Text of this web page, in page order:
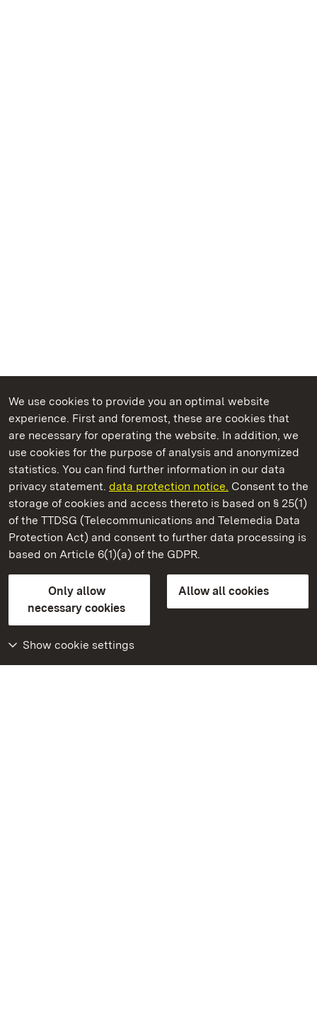
We use cookies to provide you an optimal website
experience. First and foremost, these are cookies that
are necessary for operating the website. In addition, we
use cookies for the purpose of analysis and anonymized
statistics. You can find further information in our data
privacy statement. data protection notice. Consent to the
storage of cookies and access thereto is based on § 25(1)
of the TTDSG (Telecommunications and Telemedia Data
Protection Act) and consent to further data processing is
based on Article 6(1)(a) of the GDPR.
Only allow
necessary cookies
Allow all cookies
Show cookie settings
State Palaces and Gardens of Baden-Wuerttemberg
Staatliche Schlösser und Gärten Baden‑Württemberg
State Palaces and Gardens of Baden-Wuerttemberg
Contact usFAQMasthead
Declaration on barrier-free access
BITV-konform (geprüfte Seiten)